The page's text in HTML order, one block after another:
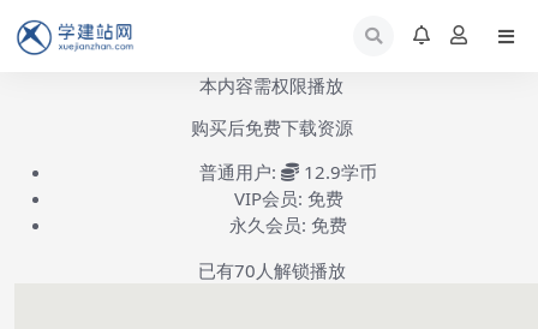
本内容需权限播放
购买后免费下载资源
普通用户:
12.9学币
VIP会员: 免费
永久会员: 免费
已有70 人解锁播放